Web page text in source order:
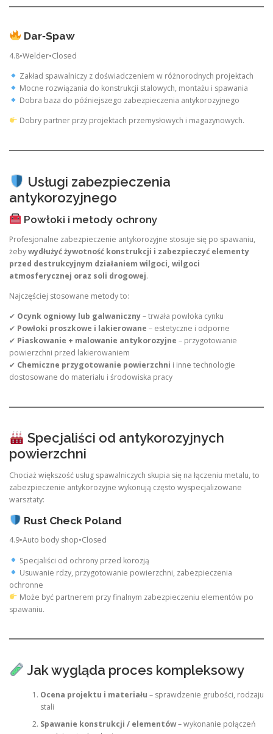
Dar‑Spaw
4.8•Welder•Closed
Zakład spawalniczy z doświadczeniem w różnorodnych projektach
Mocne rozwiązania do konstrukcji stalowych, montażu i spawania
Dobra baza do późniejszego zabezpieczenia antykorozyjnego
Dobry partner przy projektach przemysłowych i magazynowych.
Usługi zabezpieczenia
antykorozyjnego
Powłoki i metody ochrony
Profesjonalne zabezpieczenie antykorozyjne stosuje się po spawaniu,
żebywydłużyć żywotność konstrukcji i zabezpieczyć elementy
przed destrukcyjnym działaniem wilgoci, wilgoci
atmosferycznej oraz soli drogowej.
Najczęściej stosowane metody to:
✔ Ocynk ogniowy lub galwaniczny– trwała powłoka cynku
✔ Powłoki proszkowe i lakierowane – estetyczne i odporne
✔ Piaskowanie + malowanie antykorozyjne – przygotowanie
powierzchni przed lakierowaniem
✔ Chemiczne przygotowanie powierzchni i inne technologie
dostosowane do materiału i środowiska pracy
Specjaliści od antykorozyjnych
powierzchni
Chociaż większość usług spawalniczych skupia się na łączeniu metalu, to
zabezpieczenie antykorozyjne wykonują często wyspecjalizowane
warsztaty:
Rust Check Poland
4.9•Auto body shop•Closed
Specjaliści od ochrony przed korozją
Usuwanie rdzy, przygotowanie powierzchni, zabezpieczenia
ochronne
Może być partnerem przy finalnym zabezpieczeniu elementów po
spawaniu.
Jak wygląda proces kompleksowy
Ocena projektu i materiału – sprawdzenie grubości, rodzaju
stali
Spawanie konstrukcji / elementów– wykonanie połączeń